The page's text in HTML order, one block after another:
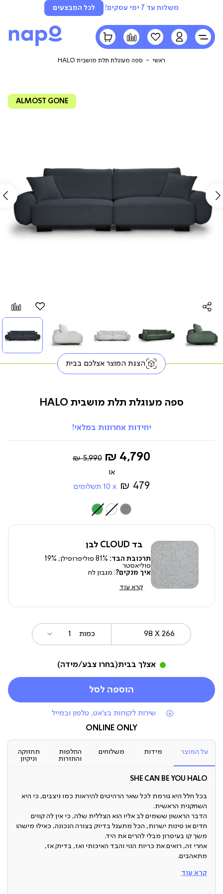
משלוח עד 7 ימי עסקים! לכל המבצעים
LOGINהרשימה
שלי
השוואההסל
שלי
ראשי ספה מעוגלת תלת מושבית HALO
ספה מעוגלת תלת מושבית HALO
יחידות אחרונות במלאי!
החל
4,790 ₪
Regular
5,990 ₪
479 ₪
10 תשלומים
צבע
קרא עוד
בד CLOUD לבן
תרכובת הבד:
81% פוליפרופילן, 19%
פוליאסטר
איך מנקים?: מגבון לח
מידה
98
כמות
אצלך בבית(בחרו צבע/מידה)
הוספה לסל
תומכי
שירות לקוחות בצ'אט, טלפון ובמייל
ONLINE ONLY
על המוצר מידות משלוחים
החלפות
והחזרות
תחזוקה
וניקיון
SHE CAN BE YOU HALO
בכל חלל היא גורמת לכל שאר הרהיטים להיראות כמו ניצבים, כי היא
השחקנית הראשית.
הדבר הראשון ששמים לב אליו הוא הצללית שלה, כי אין לה קווים
חדים או פינות ישרות, הכל מתעגל בדיוק בצורה הנכונה, כאילו מישהו
משך קו בעיפרון מבלי להרים את היד.
אחרי זה, רואים את כריות הנוי והבד האיכותי ואז, בדיוק אז,
מתאהבים.
ספה תלת מושבית מעוצבת
קרא עוד
הצגת המוצר אצלכם בבית
הוספה
למועדפים
Add
to
ALMOST GONE